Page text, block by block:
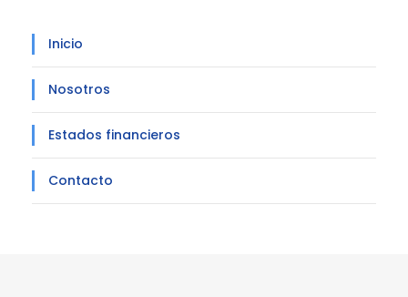
Inicio
Nosotros
Estados financieros
Contacto